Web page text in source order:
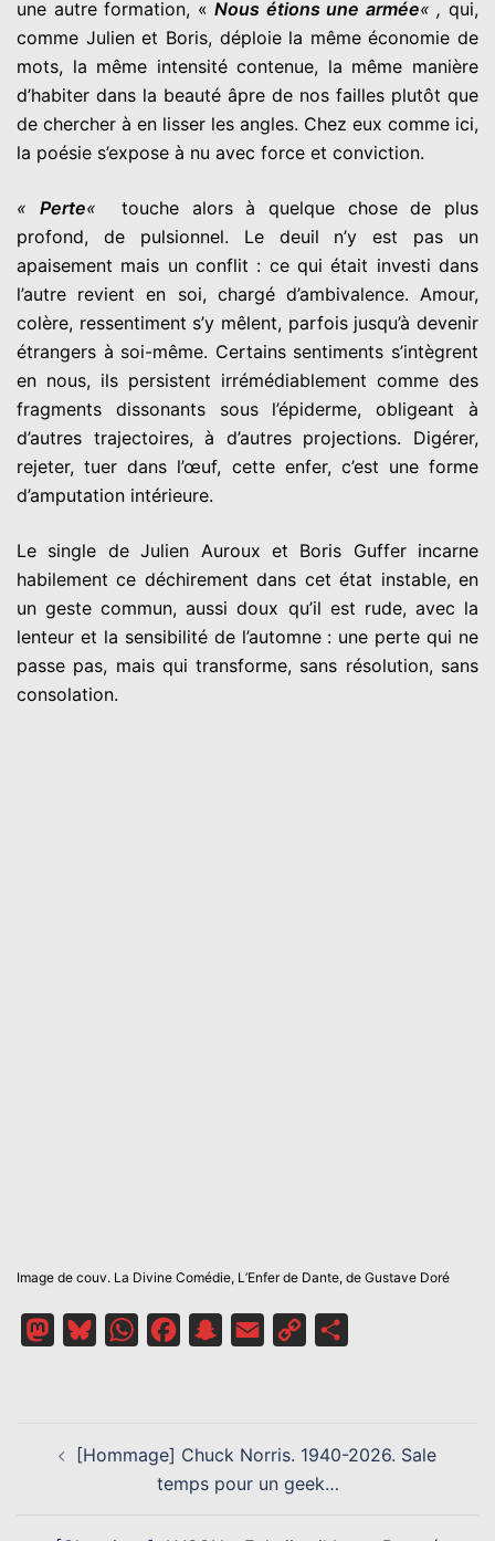
une autre formation, «Nous étions une armée« , qui,
comme Julien et Boris, déploie la même économie de
mots, la même intensité contenue, la même manière
d’habiter dans la beauté âpre de nos failles plutôt que
de chercher à en lisser les angles. Chez eux comme ici,
la poésie s’expose à nu avec force et conviction.
« Perte«
touche alors à quelque chose de plus
profond, de pulsionnel. Le deuil n’y est pas un
apaisement mais un conflit : ce qui était investi dans
l’autre revient en soi, chargé d’ambivalence. Amour,
colère, ressentiment s’y mêlent, parfois jusqu’à devenir
étrangers à soi-même. Certains sentiments s’intègrent
en nous, ils persistent irrémédiablement comme des
fragments dissonants sous l’épiderme, obligeant à
d’autres trajectoires, à d’autres projections. Digérer,
rejeter, tuer dans l’œuf, cette enfer, c’est une forme
d’amputation intérieure.
Le single de Julien Auroux et Boris Guffer incarne
habilement ce déchirement dans cet état instable, en
un geste commun, aussi doux qu’il est rude, avec la
lenteur et la sensibilité de l’automne : une perte qui ne
passe pas, mais qui transforme, sans résolution, sans
consolation.
Image de couv. La Divine Comédie, L’Enfer de Dante, de Gustave Doré
MastodonBlueskyWhatsAppFacebookSnapchat
Email
Copy
D’ARTICLE
[Hommage] Chuck Norris. 1940-2026. Sale
temps pour un geek…